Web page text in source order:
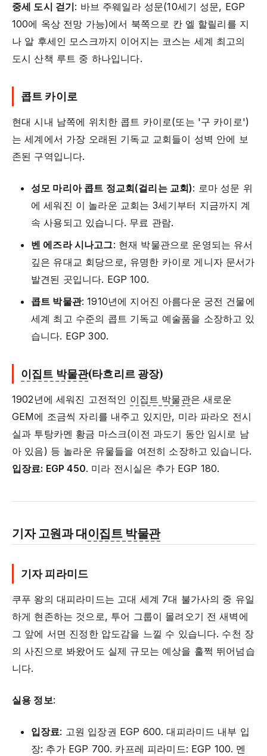
중세 도시 걷기: 바브 주웨일라 성문(10세기 성문, EGP
100에 옥상 전망 가능)에서 북쪽으로 칸 엘 할릴리를 지
나 알 후세인 모스크까지 이어지는 코스는 세계 최고의
도시 산책 루트 중 하나입니다.
콥트 카이로
현대 시내 남쪽에 위치한 콥트 카이로(또는 '구 카이로')
는 세계에서 가장 오래된 기독교 교회들이 성벽 안에 보
존된 구역입니다.
성모 마리아 콥트 정교회(걸리는 교회): 로마 성문 위
에 세워진 이 놀라운 교회는 3세기부터 지금까지 계
속 사용되고 있습니다. 무료 관람.
벤 에즈라 시나고그: 현재 박물관으로 운영되는 유서
깊은 유대교 회당으로, 유명한 카이로 게니자 문서가
발견된 곳입니다. EGP 100.
콥트 박물관: 1910년에 지어진 아름다운 궁전 건물에
세계 최고 수준의 콥트 기독교 예술품을 소장하고 있
습니다. EGP 300.
이집트 박물관(타흐리르 광장)
1902년에 세워진 고전적인 이집트 박물관은 새로운
GEM에 조금씩 자리를 내주고 있지만, 미라 파라오 전시
실과 투탕카멘 황금 마스크(이전 과도기 동안 임시로 남
아 있음) 등 놀라운 유물들을 여전히 소장하고 있습니다.
입장료: EGP 450. 미라 전시실은 추가 EGP 180.
기자 고원과 대이집트 박물관
기자 피라미드
쿠푸 왕의 대피라미드는 고대 세계 7대 불가사의 중 유일
하게 현존하는 것으로, 투어 그룹이 몰려오기 전 새벽에
그 앞에 서면 진정한 압도감을 느낄 수 있습니다. 수천 장
의 사진으로 봐왔어도 실제 규모는 예상을 훌쩍 뛰어넘습
니다.
실용 정보:
입장료: 고원 입장권 EGP 600. 대피라미드 내부 입
장: 추가 EGP 700. 카프레 피라미드: EGP 100. 멘